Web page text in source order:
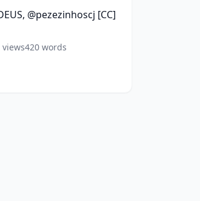
O SILÊNCIO DE DEUS, @pezezinhoscj [CC]
views420words